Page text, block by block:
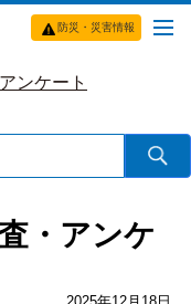
防災・災害情報
ンケート
・アンケ